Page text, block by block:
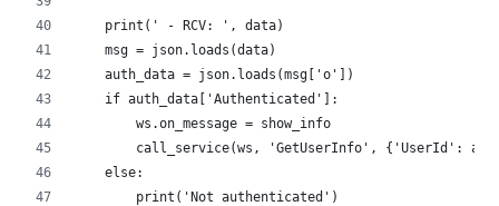
    print(' - RCV: ', data)
    msg = json.loads(data)
    auth_data = json.loads(msg['o'])
    if auth_data['Authenticated']:
        ws.on_message = show_info
call_service(ws, 'GetUserInfo', {'UserId':
    else:
        print('Not authenticated')